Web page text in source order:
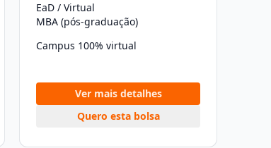
EaD / Virtual
MBA (pós-graduação)
Campus 100% virtual
Ver mais detalhes
Quero esta bolsa